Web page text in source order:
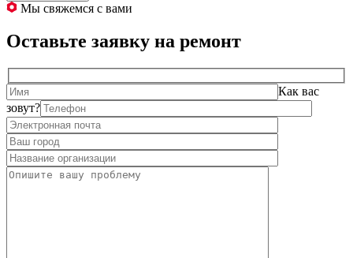
Мы свяжемся с вами
Оставьте заявку на ремонт
Как вас
зовут?